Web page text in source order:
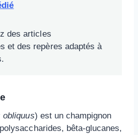
des articles
et des repères adaptés à
obliquus) est un champignon
bêta-glucanes,